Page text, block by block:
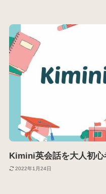
Kimini英会話を大人初心
2022年1月24日